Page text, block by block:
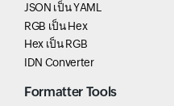
JSON เป็น YAML
RGB เป็น Hex
Hex เป็น RGB
IDN Converter
Formatter Tools